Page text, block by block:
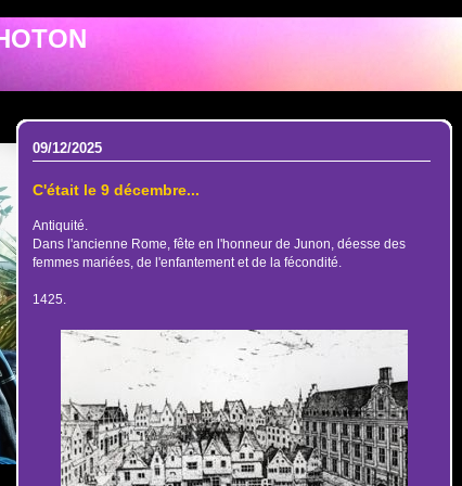
09/12/2025
C'était le 9 décembre...
Antiquité.
Dans l'ancienne Rome, fête en l'honneur de Junon, déesse des
femmes mariées, de l'enfantement et de la fécondité.
1425.